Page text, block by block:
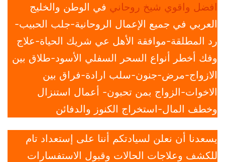
افضل واقوي شيخ روحاني في الوطن والخليج
العربي في جميع الإعمال الروحانية-جلب الحبيب-
رد المطلقة-موافقة الأهل عي شريك الحياة-علاج
وفك أخطر أنواع السحر السفلي الأسود-طلاق بين
الازواج-مرض-جنون-سلب ارادة-فراق بين
الاخوات-الزواج بمن تحبون- أعمال استنزال
وخطف المال-استخراج الكنوز والدفائن
يسعدنا أن نعلن لسيادتكم أننا على إستعداد تام
للكشف وعلاجات الحالات وقبول الاستفسارات